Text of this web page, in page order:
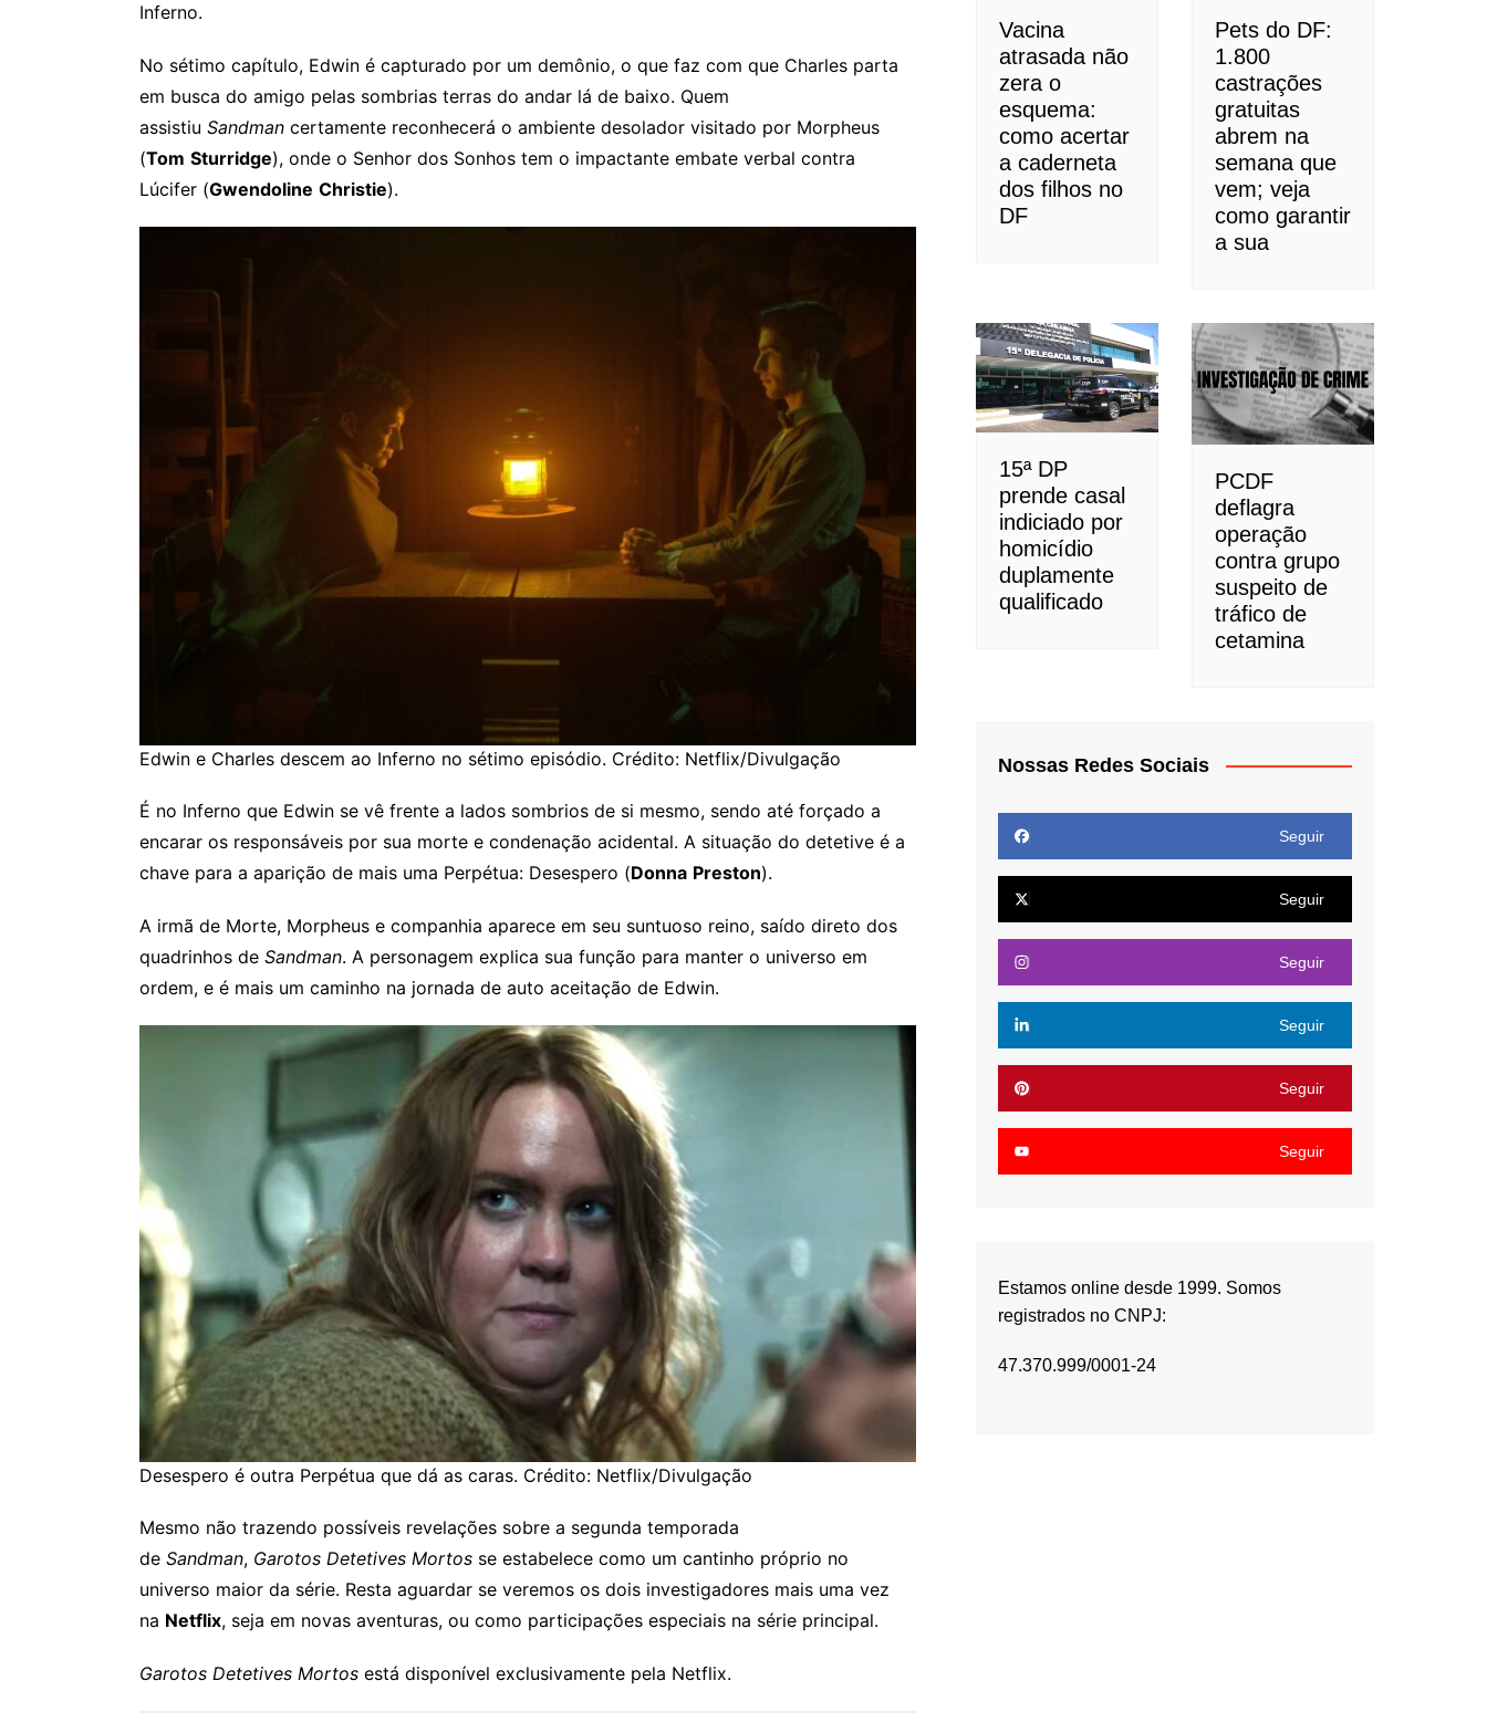
Inferno.
No sétimo capítulo, Edwin é capturado por um demônio, o que faz com que Charles parta
em busca do amigo pelas sombrias terras do andar lá de baixo. Quem
assistiu Sandman certamente reconhecerá o ambiente desolador visitado por Morpheus
(Tom Sturridge), onde o Senhor dos Sonhos tem o impactante embate verbal contra
Lúcifer (Gwendoline Christie).
Edwin e Charles descem ao Inferno no sétimo episódio. Crédito: Netflix/Divulgação
É no Inferno que Edwin se vê frente a lados sombrios de si mesmo, sendo até forçado a
encarar os responsáveis por sua morte e condenação acidental. A situação do detetive é a
chave para a aparição de mais uma Perpétua: Desespero (Donna Preston).
A irmã de Morte, Morpheus e companhia aparece em seu suntuoso reino, saído direto dos
quadrinhos de Sandman. A personagem explica sua função para manter o universo em
ordem, e é mais um caminho na jornada de auto aceitação de Edwin.
Desespero é outra Perpétua que dá as caras. Crédito: Netflix/Divulgação
Mesmo não trazendo possíveis revelações sobre a segunda temporada
de Sandman, Garotos Detetives Mortos se estabelece como um cantinho próprio no
universo maior da série. Resta aguardar se veremos os dois investigadores mais uma vez
na Netflix, seja em novas aventuras, ou como participações especiais na série principal.
Garotos Detetives Mortos está disponível exclusivamente pela Netflix.
Vacina
atrasada não
zera o
esquema:
como acertar
a caderneta
dos filhos no
DF
Pets do DF:
1.800
castrações
gratuitas
abrem na
semana que
vem; veja
como garantir
a sua
15ª DP
prende casal
indiciado por
homicídio
duplamente
qualificado
PCDF
deflagra
operação
contra grupo
suspeito de
tráfico de
cetamina
Nossas Redes Sociais
Seguir
Seguir
Seguir
Seguir
Seguir
Seguir
Estamos online desde 1999. Somos
registrados no CNPJ:
47.370.999/0001-24